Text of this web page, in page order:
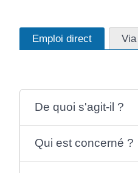
Emploi direct
De quoi s'agit-il ?
Qui est concerné ?